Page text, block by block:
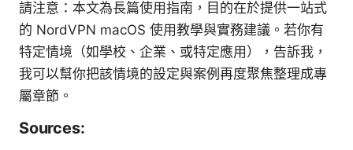
請注意：本文為長篇使用指南，目的在於提供一站式
的 NordVPN macOS 使用教學與實務建議。若你有
特定情境（如學校、企業、或特定應用），告訴我，
我可以幫你把該情境的設定與案例再度聚焦整理成專
屬章節。
Sources: